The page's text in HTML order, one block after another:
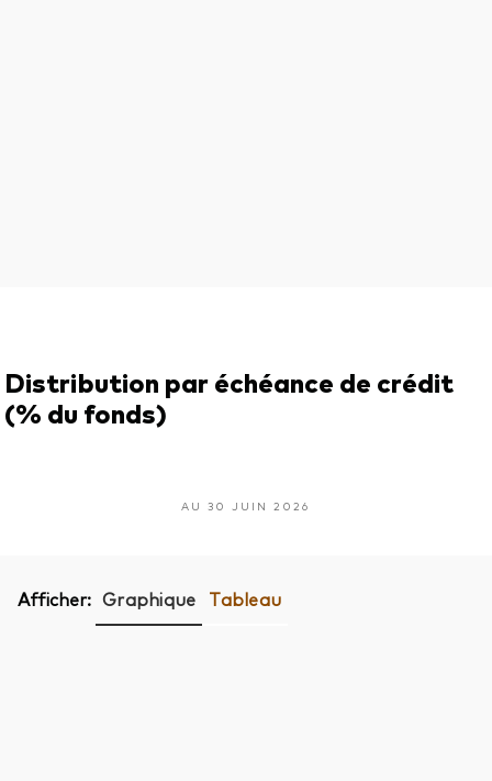
Distribution par échéance de crédit
(% du fonds)
AU 30 JUIN 2026
Afficher: Graphique Tableau